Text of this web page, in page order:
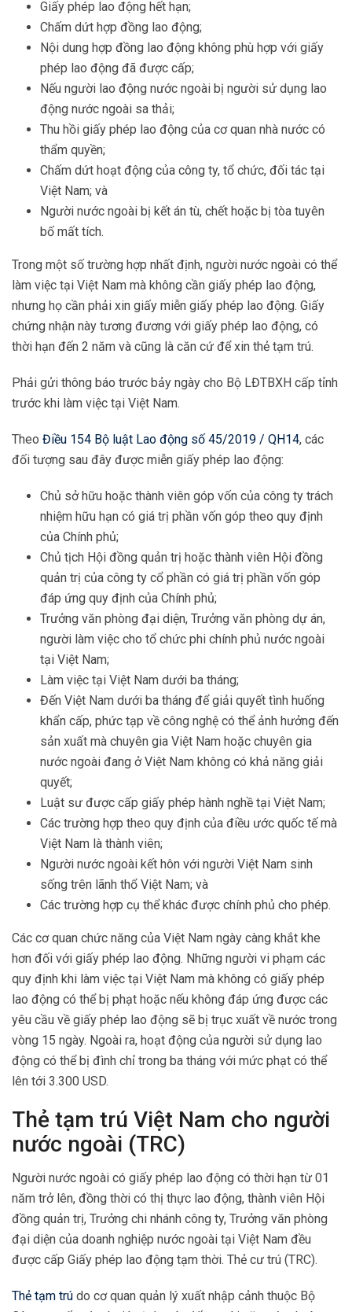
Giấy phép lao động hết hạn;
Chấm dứt hợp đồng lao động;
Nội dung hợp đồng lao động không phù hợp với giấy
phép lao động đã được cấp;
Nếu người lao động nước ngoài bị người sử dụng lao
động nước ngoài sa thải;
Thu hồi giấy phép lao động của cơ quan nhà nước có
thẩm quyền;
Chấm dứt hoạt động của công ty, tổ chức, đối tác tại
Việt Nam; và
Người nước ngoài bị kết án tù, chết hoặc bị tòa tuyên
bố mất tích.
Trong một số trường hợp nhất định, người nước ngoài có thể
làm việc tại Việt Nam mà không cần giấy phép lao động,
nhưng họ cần phải xin giấy miễn giấy phép lao động. Giấy
chứng nhận này tương đương với giấy phép lao động, có
thời hạn đến 2 năm và cũng là căn cứ để xin thẻ tạm trú.
Phải gửi thông báo trước bảy ngày cho Bộ LĐTBXH cấp tỉnh
trước khi làm việc tại Việt Nam.
Theo Điều 154 Bộ luật Lao động số 45/2019 / QH14, các
đối tượng sau đây được miễn giấy phép lao động:
Chủ sở hữu hoặc thành viên góp vốn của công ty trách
nhiệm hữu hạn có giá trị phần vốn góp theo quy định
của Chính phủ;
Chủ tịch Hội đồng quản trị hoặc thành viên Hội đồng
quản trị của công ty cổ phần có giá trị phần vốn góp
đáp ứng quy định của Chính phủ;
Trưởng văn phòng đại diện, Trưởng văn phòng dự án,
người làm việc cho tổ chức phi chính phủ nước ngoài
tại Việt Nam;
Làm việc tại Việt Nam dưới ba tháng;
Đến Việt Nam dưới ba tháng để giải quyết tình huống
khẩn cấp, phức tạp về công nghệ có thể ảnh hưởng đến
sản xuất mà chuyên gia Việt Nam hoặc chuyên gia
nước ngoài đang ở Việt Nam không có khả năng giải
quyết;
Luật sư được cấp giấy phép hành nghề tại Việt Nam;
Các trường hợp theo quy định của điều ước quốc tế mà
Việt Nam là thành viên;
Người nước ngoài kết hôn với người Việt Nam sinh
sống trên lãnh thổ Việt Nam; và
Các trường hợp cụ thể khác được chính phủ cho phép.
Các cơ quan chức năng của Việt Nam ngày càng khắt khe
hơn đối với giấy phép lao động. Những người vi phạm các
quy định khi làm việc tại Việt Nam mà không có giấy phép
lao động có thể bị phạt hoặc nếu không đáp ứng được các
yêu cầu về giấy phép lao động sẽ bị trục xuất về nước trong
vòng 15 ngày. Ngoài ra, hoạt động của người sử dụng lao
động có thể bị đình chỉ trong ba tháng với mức phạt có thể
lên tới 3.300 USD.
Thẻ tạm trú Việt Nam cho người
nước ngoài (TRC)
Người nước ngoài có giấy phép lao động có thời hạn từ 01
năm trở lên, đồng thời có thị thực lao động, thành viên Hội
đồng quản trị, Trưởng chi nhánh công ty, Trưởng văn phòng
đại diện của doanh nghiệp nước ngoài tại Việt Nam đều
được cấp Giấy phép lao động tạm thời. Thẻ cư trú (TRC).
Thẻ tạm trú do cơ quan quản lý xuất nhập cảnh thuộc Bộ